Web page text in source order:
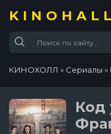
KINOHALL
КИНОХОЛЛ » Сериалы »
Код